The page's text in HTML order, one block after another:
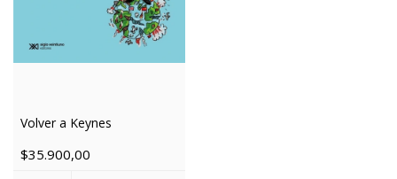
Volver a Keynes
$35.900,00